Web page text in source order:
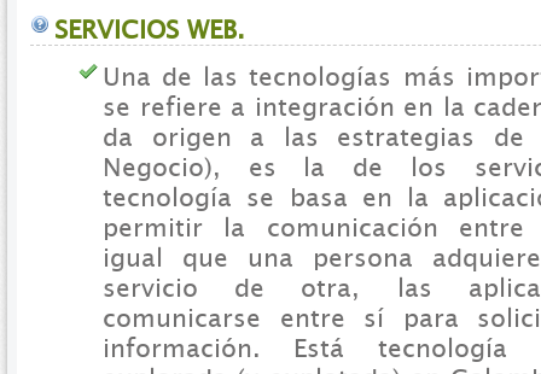
SERVICIOS WEB.
Una de las tecnologías más
se refiere a integración en la
da origen a las estrategias de
Negocio), es la de los
tecnología se basa en la
permitir la comunicación entre
igual que una persona
servicio de otra, las
comunicarse entre sí para
información. Está